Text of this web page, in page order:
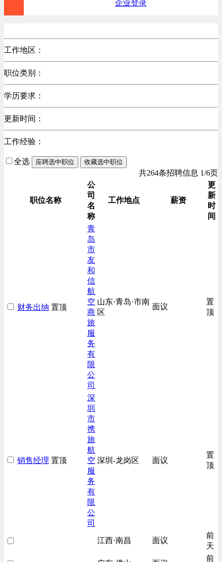
企业登录
工作地区：
职位类别：
学历要求：
更新时间：
工作经验：
全选 应聘选中职位 收藏选中职位
共264条招聘信息 1/6页
职位名称
公
司
名
称
工作地点 薪资
更
新
时
间
财务出纳 置顶
青
岛
市
友
和
信
航
空
商
旅
服
务
有
限
公
司
山东·青岛·市南
区
面议
置
顶
销售经理 置顶
深
圳
市
携
旅
航
空
服
务
有
限
公
司
深圳-龙岗区 面议
置
顶
江西·南昌 面议
前
天
前